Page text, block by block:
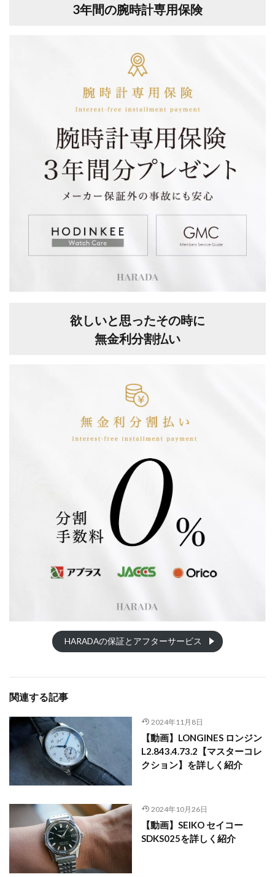
3年間の腕時計専用保険
欲しいと思ったその時に
無金利分割払い
HARADAの保証とアフターサービス
関連する記事
2024年11月8日
【動画】LONGINES ロンジン
L2.843.4.73.2【マスターコレ
クション】を詳しく紹介
2024年10月26日
【動画】SEIKO セイコー
SDKS025を詳しく紹介